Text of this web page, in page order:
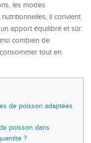
les modes
il convient
apport équilibré et sûr.
combien de
tout en
de poisson adaptées
poisson dans
?